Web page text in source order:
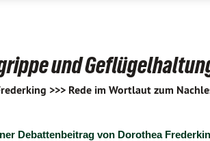
und
>>> Rede im Wortlaut zum
Debattenbeitrag von Dorothea